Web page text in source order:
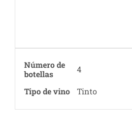
Número de
botellas
4
Tipo de vino Tinto